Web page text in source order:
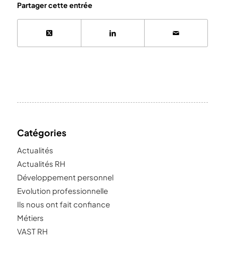
Partager cette entrée
Catégories
Actualités
Actualités RH
Développement personnel
Evolution professionnelle
Ils nous ont fait confiance
Métiers
VAST RH